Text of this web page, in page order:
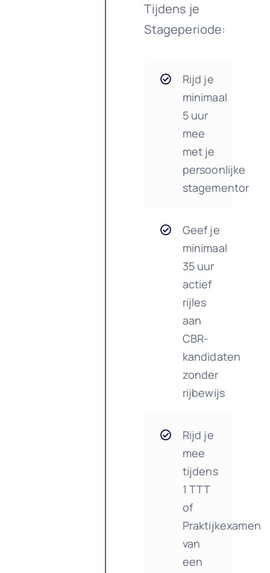
Tijdens je
Stageperiode:
Rijd je
minimaal
5 uur
mee
met je
persoonlijke
stagementor
Geef je
minimaal
35 uur
actief
rijles
aan
CBR-
kandidaten
zonder
rijbewijs
Rijd je
mee
tijdens
1 TTT
of
Praktijkexamen
van
een